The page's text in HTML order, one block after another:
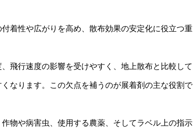
着性や広がりを高め、散布効果の安定化に役立つ重
飛行速度の影響を受けやすく、地上散布と比較して
なります。この欠点を補うのが展着剤の主な役割で
物や病害虫、使用する農薬、そしてラベル上の指示